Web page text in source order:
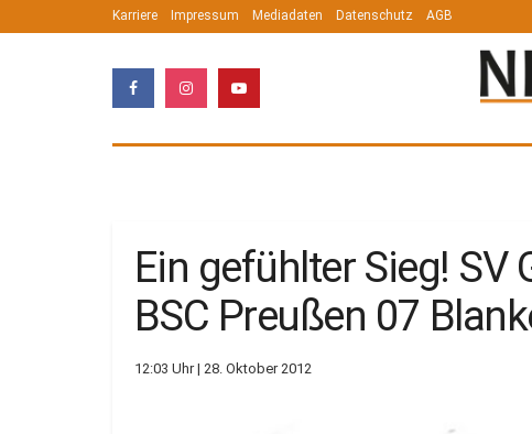
Karriere Impressum Mediadaten Datenschutz AGB
Ein gefühlter Sieg! SV
BSC Preußen 07
12:03 Uhr | 28. Oktober 2012